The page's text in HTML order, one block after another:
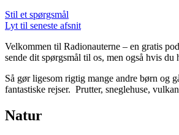
Stil et spørgsmål
Lyt til seneste afsnit
Velkommen til Radionauterne – en gratis
sende dit spørgsmål til os, men også hvis du
Så gør ligesom rigtig mange andre børn og
fantastiske rejser. Prutter, sneglehuse,
Natur